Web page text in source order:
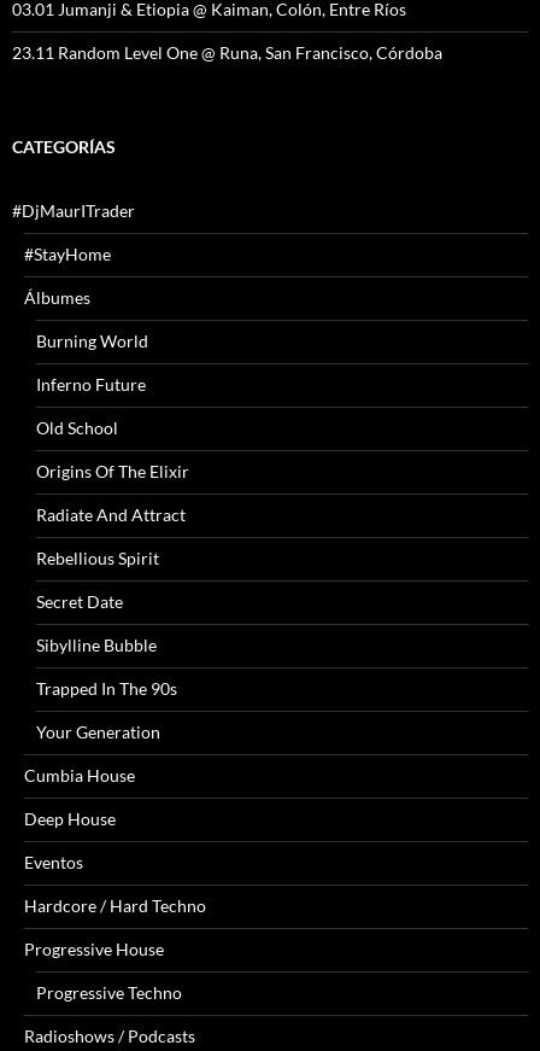
03.01 Jumanji & Etiopia @ Kaiman, Colón, Entre Ríos
23.11 Random Level One @ Runa, San Francisco, Córdoba
CATEGORÍAS
#DjMaurITrader
#StayHome
Álbumes
Burning World
Inferno Future
Old School
Origins Of The Elixir
Radiate And Attract
Rebellious Spirit
Secret Date
Sibylline Bubble
Trapped In The 90s
Your Generation
Cumbia House
Deep House
Eventos
Hardcore / Hard Techno
Progressive House
Progressive Techno
Radioshows / Podcasts